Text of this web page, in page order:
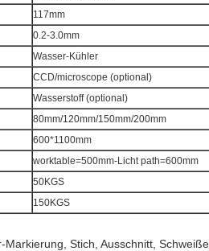
117mm
0.2-3.0mm
Wasser-Kühler
CCD/microscope (optional)
Wasserstoff (optional)
80mm/120mm/150mm/200mm
600*1100mm
worktable=500mm-Licht path=600mm
50KGS
150KGS
Stich, Ausschnitt,